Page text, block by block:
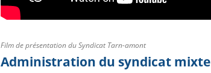
Film de présentation du Syndicat Tarn-amont
Administration du syndicat mixte